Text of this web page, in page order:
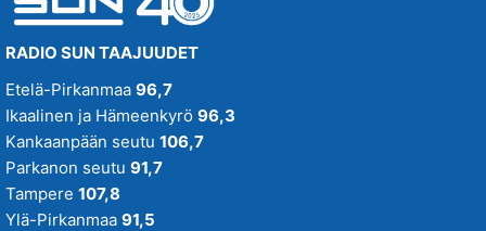
RADIO SUN TAAJUUDET
Etelä-Pirkanmaa 96,7
Ikaalinen ja Hämeenkyrö 96,3
Kankaanpään seutu 106,7
Parkanon seutu 91,7
Tampere 107,8
Ylä-Pirkanmaa 91,5